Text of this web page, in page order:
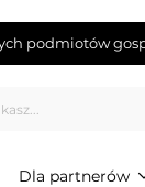
podmiotów
Dla partnerów